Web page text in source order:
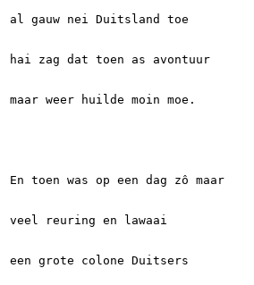
al gauw nei Duitsland toe
hai zag dat toen as avontuur
maar weer huilde moin moe.
En toen was op een dag zô maar
veel reuring en lawaai
een grote colone Duitsers